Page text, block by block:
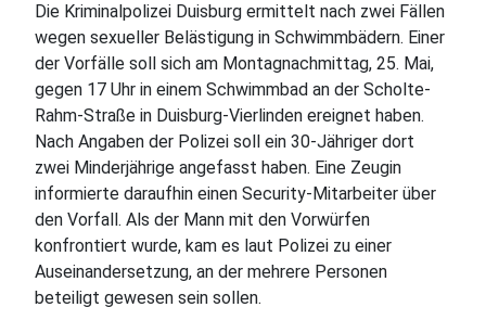
Die Kriminalpolizei Duisburg ermittelt nach zwei Fällen
wegen sexueller Belästigung in Schwimmbädern. Einer
der Vorfälle soll sich am Montagnachmittag, 25. Mai,
gegen 17 Uhr in einem Schwimmbad an der Scholte-
Rahm-Straße in Duisburg-Vierlinden ereignet haben.
Nach Angaben der Polizei soll ein 30-Jähriger dort
zwei Minderjährige angefasst haben. Eine Zeugin
informierte daraufhin einen Security-Mitarbeiter über
den Vorfall. Als der Mann mit den Vorwürfen
konfrontiert wurde, kam es laut Polizei zu einer
Auseinandersetzung, an der mehrere Personen
beteiligt gewesen sein sollen.